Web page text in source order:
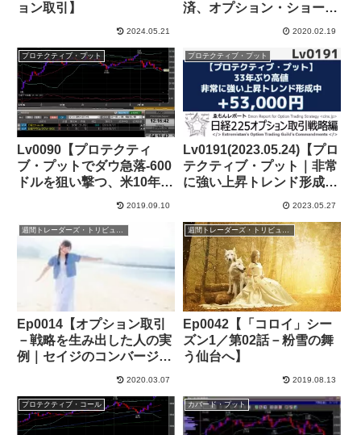
ョン取引】
2024.05.21
済、オプション・ショート
2020.02.19
プロテクティブ・プット
Lv0090【プロテクティ
ブ・プットでダウ急落‐600
ドルを狙い撃つ、米10年物
2019.09.10
プロテクティブ・プット
Lv0191(2023.05.24)【プロ
テクティブ・プット｜非常
に強い上昇トレンド形成
2023.05.27
Ep0014【オプション取引
－戦略を生み出した人の実
例｜セイジのコンバージョ
2020.03.07
Ep0042【「コロイ」シー
ズン1／第02話－粉雪の舞
う仙台へ】
2019.08.13
プロテクティブ・コール カバード・プット